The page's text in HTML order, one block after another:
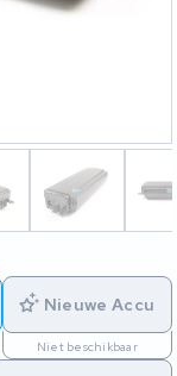
Nieuwe Accu
Niet beschikbaar